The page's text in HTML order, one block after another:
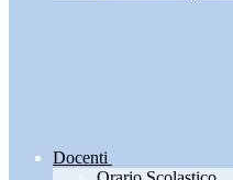
Docenti